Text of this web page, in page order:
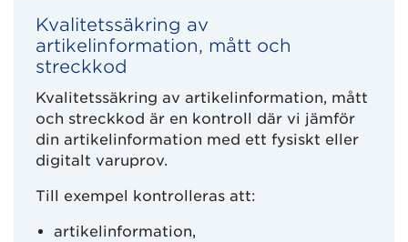
Kvalitetssäkring av
artikelinformation, mått och
streckkod
Kvalitetssäkring av artikelinformation, mått
och streckkod är en kontroll där vi jämför
din artikelinformation med ett fysiskt eller
digitalt varuprov.
Till exempel kontrolleras att:
artikelinformation,